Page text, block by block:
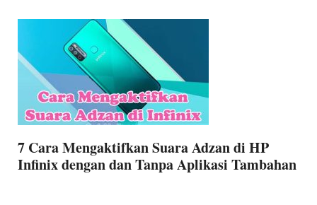
7 Cara Mengaktifkan Suara Adzan di HP
Infinix dengan dan Tanpa Aplikasi Tambahan